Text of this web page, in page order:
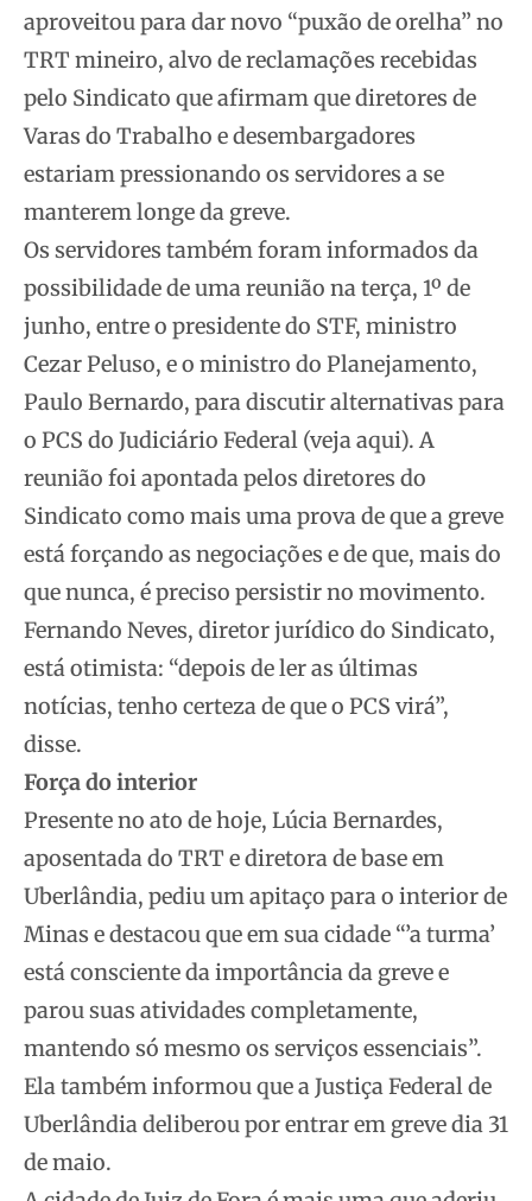
aproveitou para dar novo “puxão de orelha” no
TRT mineiro, alvo de reclamações recebidas
pelo Sindicato que afirmam que diretores de
Varas do Trabalho e desembargadores
estariam pressionando os servidores a se
manterem longe da greve.
Os servidores também foram informados da
possibilidade de uma reunião na terça, 1º de
junho, entre o presidente do STF, ministro
Cezar Peluso, e o ministro do Planejamento,
Paulo Bernardo, para discutir alternativas para
o PCS do Judiciário Federal (veja aqui). A
reunião foi apontada pelos diretores do
Sindicato como mais uma prova de que a greve
está forçando as negociações e de que, mais do
que nunca, é preciso persistir no movimento.
Fernando Neves, diretor jurídico do Sindicato,
está otimista: “depois de ler as últimas
notícias, tenho certeza de que o PCS virá”,
disse.
Força do interior
Presente no ato de hoje, Lúcia Bernardes,
aposentada do TRT e diretora de base em
Uberlândia, pediu um apitaço para o interior de
Minas e destacou que em sua cidade “’a turma’
está consciente da importância da greve e
parou suas atividades completamente,
mantendo só mesmo os serviços essenciais”.
Ela também informou que a Justiça Federal de
Uberlândia deliberou por entrar em greve dia 31
de maio.